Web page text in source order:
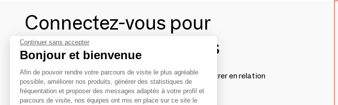
Connectez-vous pour
contacter les marques
Afin de profiter au mieux de l'expérience MOM et de rentrer en relation
avec vos marques préférées, créez-vous un compte.
Continuer sans accepter
Bonjour et bienvenue
Afin de pouvoir rendre votre parcours de visite le plus agréable
possible, améliorer nos produits, générer des statistiques de
fréquentation et proposer des messages adaptés à votre profil et
parcours de visite, nos équipes ont mis en place sur ce site le